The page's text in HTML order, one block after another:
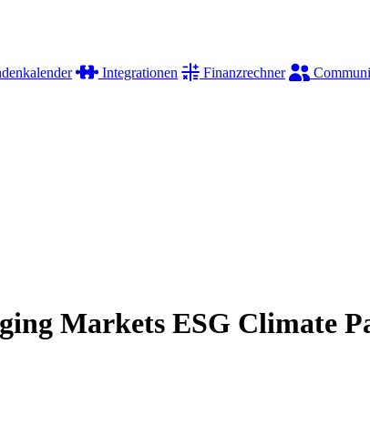
Integrationen Finanzrechner
Markets ESG Climate